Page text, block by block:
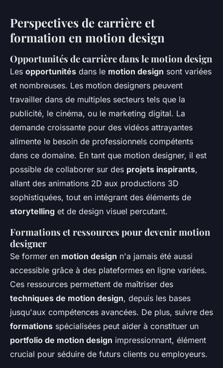
Perspectives de carrière et
formation en motion design
Opportunités de carrière dans le motion design
Les opportunités dans le motion design sont variées
et nombreuses. Les motion designers peuvent
travailler dans de multiples secteurs tels que la
publicité, le cinéma, ou le marketing digital. La
demande croissante pour des vidéos attrayantes
alimente le besoin de professionnels compétents
dans ce domaine. En tant que motion designer, il est
possible de collaborer sur des projets inspirants,
allant des animations 2D aux productions 3D
sophistiquées, tout en intégrant des éléments de
storytelling et de design visuel percutant.
Formations et ressources pour devenir motion
designer
Se former en motion design n'a jamais été aussi
accessible grâce à des plateformes en ligne variées.
Ces ressources permettent de maîtriser des
techniques de motion design, depuis les bases
jusqu'aux compétences avancées. De plus, suivre des
formations spécialisées peut aider à constituer un
portfolio de motion design impressionnant, élément
crucial pour séduire de futurs clients ou employeurs.